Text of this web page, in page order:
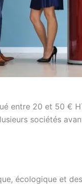
entre 20 et 50 €
sociétés
écologique et